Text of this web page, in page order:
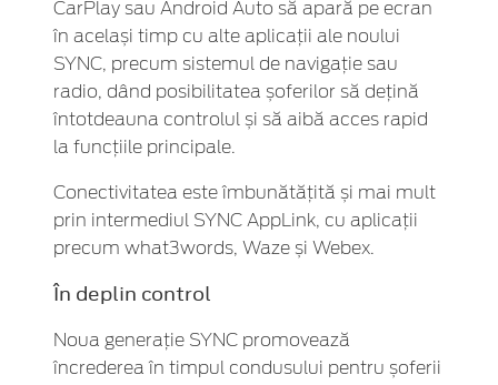
CarPlay sau Android Auto să apară pe ecran
în același timp cu alte aplicații ale noului
SYNC, precum sistemul de navigație sau
radio, dând posibilitatea șoferilor să dețină
întotdeauna controlul și să aibă acces rapid
la funcțiile principale.
Conectivitatea este îmbunătățită și mai mult
prin intermediul SYNC AppLink, cu aplicații
precum what3words, Waze și Webex.
În deplin control
Noua generație SYNC promovează
încrederea în timpul condusului pentru șoferii